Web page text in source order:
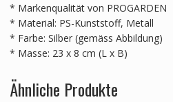
* Markenqualität von PROGARDEN
* Material: PS-Kunststoff, Metall
* Farbe: Silber (gemäss Abbildung)
* Masse: 23 x 8 cm (L x B)
Ähnliche Produkte